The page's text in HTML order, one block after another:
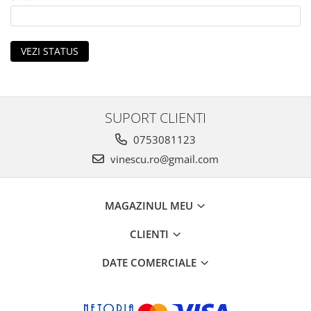
VEZI STATUS
SUPORT CLIENTI
0753081123
vinescu.ro@gmail.com
MAGAZINUL MEU
CLIENTI
DATE COMERCIALE